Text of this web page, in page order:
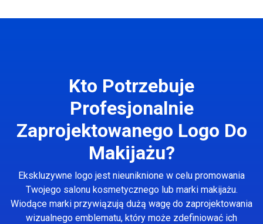
Kto Potrzebuje
Profesjonalnie
Zaprojektowanego Logo Do
Makijażu?
Ekskluzywne logo jest nieuniknione w celu promowania
Twojego salonu kosmetycznego lub marki makijażu.
Wiodące marki przywiązują dużą wagę do zaprojektowania
wizualnego emblematu, który może zdefiniować ich